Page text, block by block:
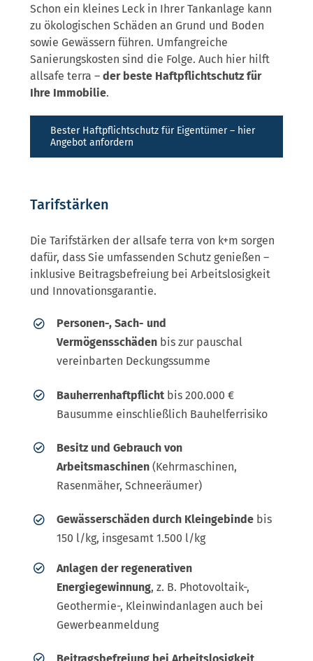
Schon ein kleines Leck in Ihrer Tankanlage kann
zu ökologischen Schäden an Grund und Boden
sowie Gewässern führen. Umfangreiche
Sanierungskosten sind die Folge. Auch hier hilft
allsafe terra – der beste Haftpflichtschutz für
Ihre Immobilie.
Bester Haftpflichtschutz für Eigentümer – hier
Angebot anfordern
Tarifstärken
Die Tarifstärken der allsafe terra von k+m sorgen
dafür, dass Sie umfassenden Schutz genießen –
inklusive Beitragsbefreiung bei Arbeitslosigkeit
und Innovationsgarantie.
Personen-, Sach- und
Vermögensschäden bis zur pauschal
vereinbarten Deckungssumme
Bauherrenhaftpflicht bis 200.000 €
Bausumme einschließlich Bauhelferrisiko
Besitz und Gebrauch von
Arbeitsmaschinen (Kehrmaschinen,
Rasenmäher, Schneeräumer)
Gewässerschäden durch Kleingebinde bis
150 l/kg, insgesamt 1.500 l/kg
Anlagen der regenerativen
Energiegewinnung, z. B. Photovoltaik-,
Geothermie-, Kleinwindanlagen auch bei
Gewerbeanmeldung